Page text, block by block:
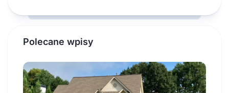
Polecane wpisy